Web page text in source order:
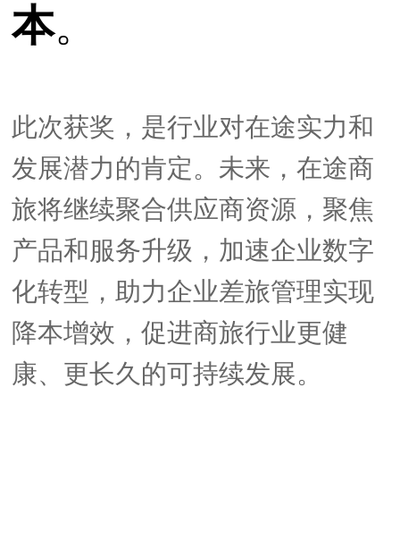
本。
此次获奖，是行业对在途实力和
发展潜力的肯定。未来，在途商
旅将继续聚合供应商资源，聚焦
产品和服务升级，加速企业数字
化转型，助力企业差旅管理实现
降本增效，促进商旅行业更健
康、更长久的可持续发展。